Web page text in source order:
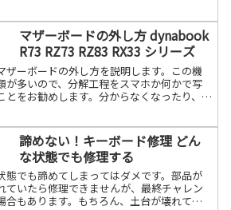
マザーボードの外し方 dynabook
R73 RZ73 RZ83 RX33 シリーズ
ザーボードの外し方を説明します。この機
が多いので、分解工程をスマホか何かで写
とをお勧めします。分からなくなったり、ネ
諦めない！キーボード修理 どん
な状態でも修理する
態でも諦めてしまってはダメです。部品が
ていたら修理できませんが、最終チャレン
合もあります。もちろん、土台が壊れても